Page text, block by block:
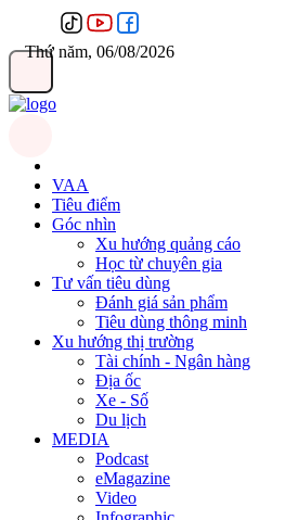
Thứ năm, 06/08/2026
VAA
Tiêu điểm
Góc nhìn
Xu hướng quảng cáo
Học từ chuyên gia
Tư vấn tiêu dùng
Đánh giá sản phẩm
Tiêu dùng thông minh
Xu hướng thị trường
Tài chính - Ngân hàng
Địa ốc
Xe - Số
Du lịch
MEDIA
Podcast
eMagazine
Video